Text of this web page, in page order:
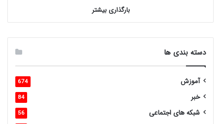
بارگذاری بیشتر
دسته بندی ها
آموزش 674
خبر 84
شبکه های اجتماعی 56